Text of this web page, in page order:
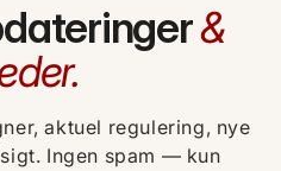
&
aktuel regulering, nye
Ingen spam — kun